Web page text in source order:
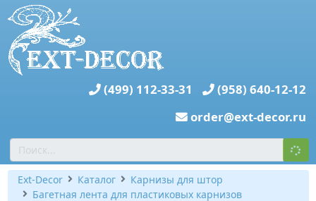
(499) 112-33-31
(958) 640-12-12
order@ext-decor.ru
Ext-Decor Каталог
Карнизы для штор
Багетная лента для пластиковых карнизов